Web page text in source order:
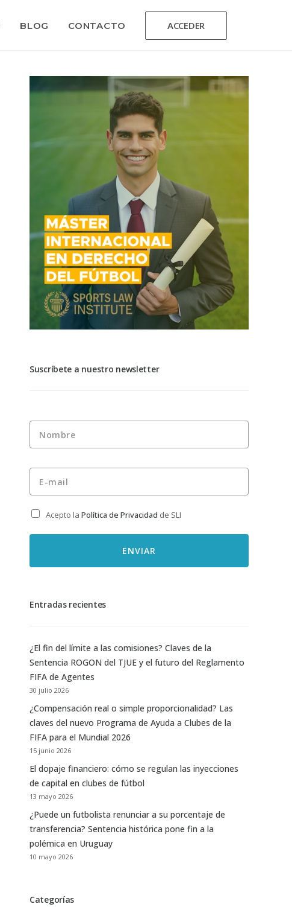
BLOG CONTACTO ACCEDER
Suscríbete a nuestro newsletter
Nombre
E-mail
Privacidad*
Acepto la Política de Privacidad de SLI
ENVIAR
Entradas recientes
¿El fin del límite a las comisiones? Claves de la
Sentencia ROGON del TJUE y el futuro del Reglamento
FIFA de Agentes
30 julio 2026
¿Compensación real o simple proporcionalidad? Las
claves del nuevo Programa de Ayuda a Clubes de la
FIFA para el Mundial 2026
15 junio 2026
El dopaje financiero: cómo se regulan las inyecciones
de capital en clubes de fútbol
13 mayo 2026
¿Puede un futbolista renunciar a su porcentaje de
transferencia? Sentencia histórica pone fin a la
polémica en Uruguay
10 mayo 2026
Categorías